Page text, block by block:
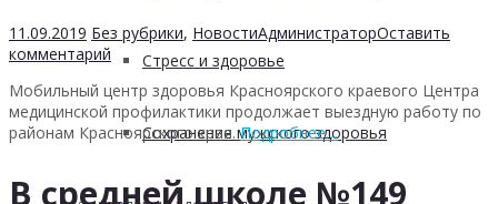
Стресс и здоровье
Сохранение мужского здоровья
11.09.2019 Без рубрики, НовостиАдминистраторОставить
комментарий
Мобильный центр здоровья Красноярского краевого Центра
медицинской профилактики продолжает выездную работу по
районам Красноярского края.Подробнее…
В средней школе №149